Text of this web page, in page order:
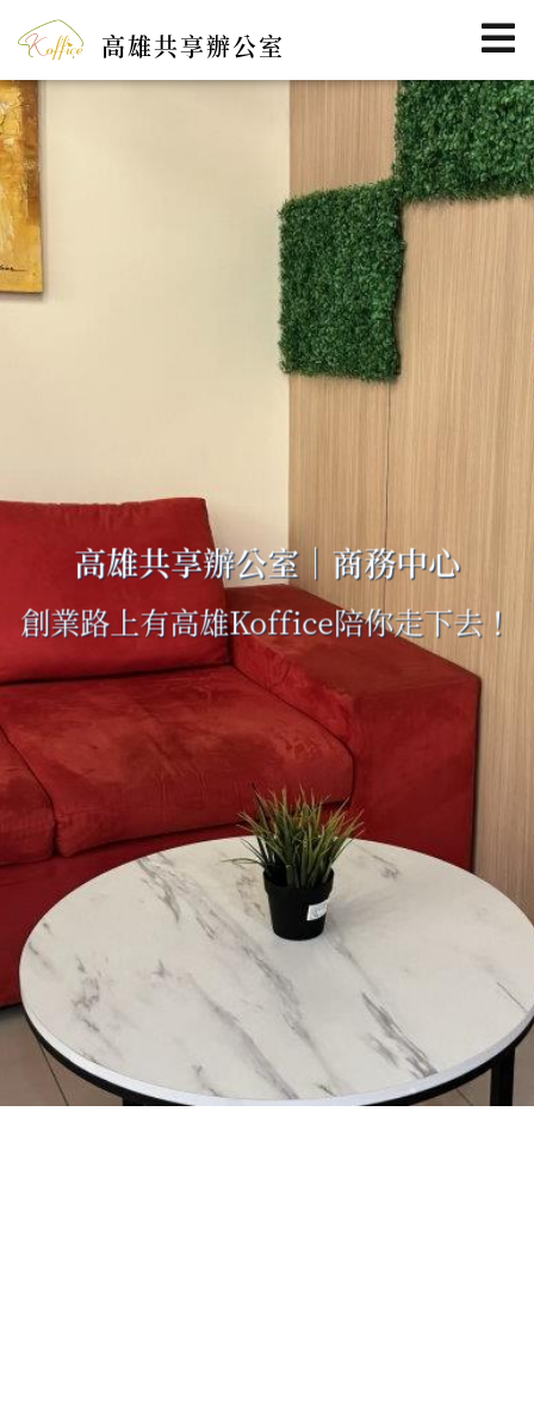
高雄共享辦公室
高雄共享辦公室｜商務中心
創業路上有高雄Koffice陪你走下去！
高雄共享辦公室｜商務中心
創業路上有高雄Koffice陪你走下去！
高雄共享辦公室｜商務中心
創業路上有高雄Koffice陪你走下去！